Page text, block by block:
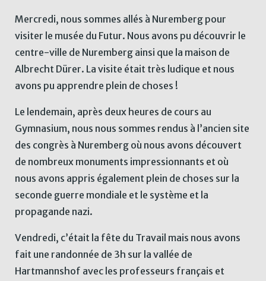
Mercredi, nous sommes allés à Nuremberg pour
visiter le musée du Futur. Nous avons pu découvrir le
centre-ville de Nuremberg ainsi que la maison de
Albrecht Dürer. La visite était très ludique et nous
avons pu apprendre plein de choses !
Le lendemain, après deux heures de cours au
Gymnasium, nous nous sommes rendus à l’ancien site
des congrès à Nuremberg où nous avons découvert
de nombreux monuments impressionnants et où
nous avons appris également plein de choses sur la
seconde guerre mondiale et le système et la
propagande nazi.
Vendredi, c’était la fête du Travail mais nous avons
fait une randonnée de 3h sur la vallée de
Hartmannshof avec les professeurs français et